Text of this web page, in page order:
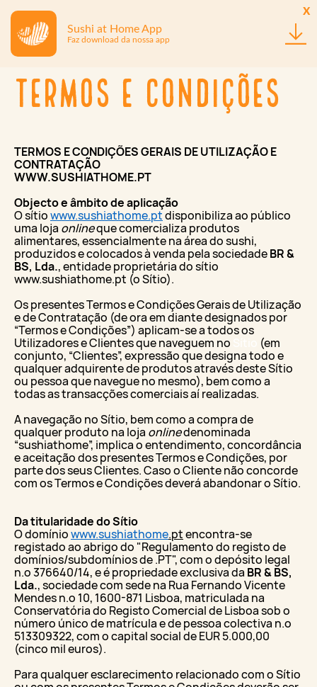
Termos e Condições
TERMOS E CONDIÇÕES GERAIS DE UTILIZAÇÃO E
CONTRATAÇÃO
WWW.SUSHIATHOME.PT
Objecto e âmbito de aplicação
O sítiowww.sushiathome.ptdisponibiliza ao público
uma loja onlineque comercializa produtos
alimentares, essencialmente na área do sushi,
produzidos e colocados à venda pela sociedadeBR &
BS, Lda., entidade proprietária do sítio
www.sushiathome.pt (o Sítio).
Os presentes Termos e Condições Gerais de Utilização
e de Contratação (de ora em diante designados por
“Termos e Condições”) aplicam-se a todos os
Utilizadores e Clientes que naveguem no
(em
conjunto, “Clientes”, expressão que designa todo e
qualquer adquirente de produtos através deste Sítio
ou pessoa que navegue no mesmo), bem como a
todas as transacções comerciais aí realizadas.
A navegação no Sítio, bem como a compra de
qualquer produto na loja onlinedenominada
“sushiathome”, implica o entendimento, concordância
e aceitação dos presentes Termos e Condições, por
parte dos seus Clientes. Caso o Cliente não concorde
com os Termos e Condições deverá abandonar o Sítio.
Da titularidade do Sítio
O domíniowww.sushiathome.ptencontra-se
registado ao abrigo do "Regulamento do registo de
domínios/subdomínios de .PT", com o depósito legal
n.º 376640/14, e é propriedade exclusiva da BR & BS,
Lda., sociedade com sede na Rua Fernando Vicente
Mendes n.º 10, 1600-871 Lisboa, matriculada na
Conservatória do Registo Comercial de Lisboa sob o
número único de matrícula e de pessoa colectiva n.º
513309322, com o capital social de EUR 5.000,00
(cinco mil euros).
Para qualquer esclarecimento relacionado com o Sítio
Sushi at Home App
Faz download da nossa app
x